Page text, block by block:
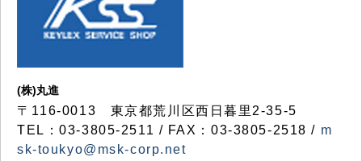
(株)丸進
〒116-0013 東京都荒川区西日暮里2-35-5
TEL：03-3805-2511 / FAX：03-3805-2518 / m
sk-toukyo@msk-corp.net